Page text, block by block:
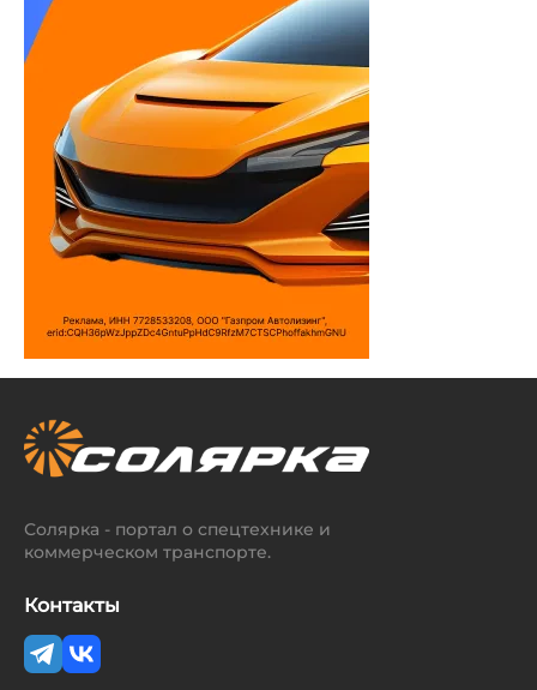
Солярка - портал о спецтехнике и
коммерческом транспорте.
Контакты